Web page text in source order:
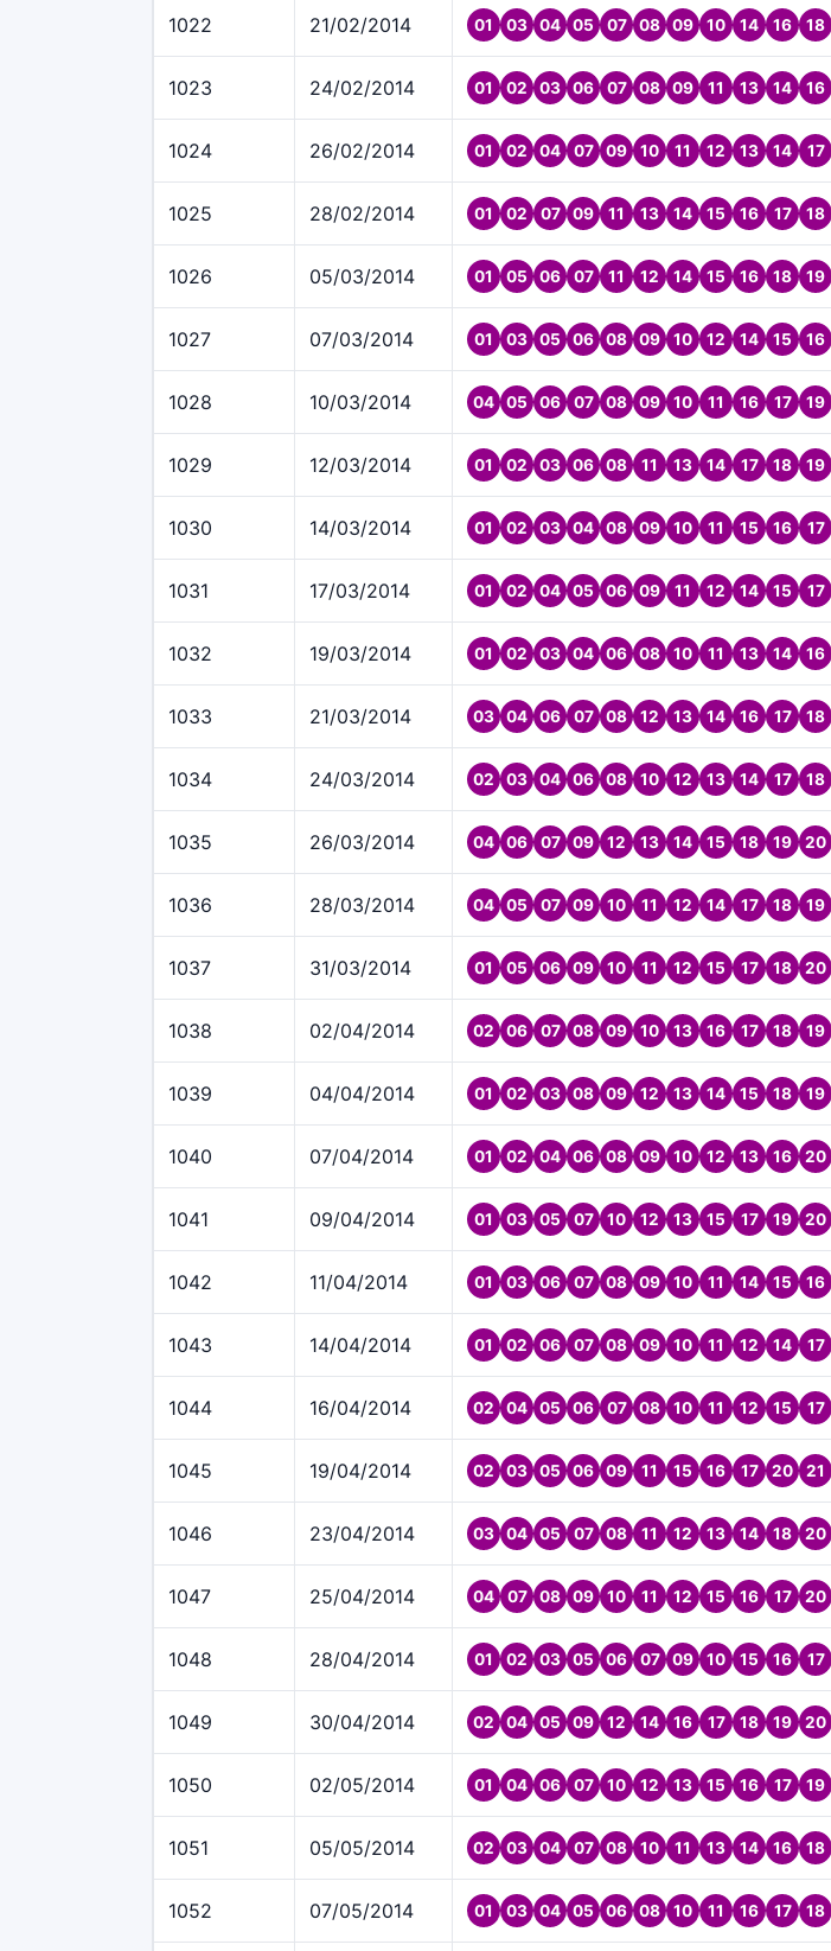
1022 21/02/2014 01 03 04 05 07 08 09 10 14 16 18
1023 24/02/2014 01 02 03 06 07 08 09 11 13 14 16
1024 26/02/2014 01 02 04 07 09 10 11 12 13 14 17
1025 28/02/2014 01 02 07 09 11 13 14 15 16 17 18
1026 05/03/2014 01 05 06 07 11 12 14 15 16 18 19
1027 07/03/2014 01 03 05 06 08 09 10 12 14 15 16
1028 10/03/2014 04 05 06 07 08 09 10 11 16 17 19
1029 12/03/2014 01 02 03 06 08 11 13 14 17 18 19
1030 14/03/2014 01 02 03 04 08 09 10 11 15 16 17
1031 17/03/2014 01 02 04 05 06 09 11 12 14 15 17
1032 19/03/2014 01 02 03 04 06 08 10 11 13 14 16
1033 21/03/2014 03 04 06 07 08 12 13 14 16 17 18
1034 24/03/2014 02 03 04 06 08 10 12 13 14 17 18
1035 26/03/2014 04 06 07 09 12 13 14 15 18 19 20
1036 28/03/2014 04 05 07 09 10 11 12 14 17 18 19
1037 31/03/2014 01 05 06 09 10 11 12 15 17 18 20
1038 02/04/2014 02 06 07 08 09 10 13 16 17 18 19
1039 04/04/2014 01 02 03 08 09 12 13 14 15 18 19
1040 07/04/2014 01 02 04 06 08 09 10 12 13 16 20
1041 09/04/2014 01 03 05 07 10 12 13 15 17 19 20
1042 11/04/2014 01 03 06 07 08 09 10 11 14 15 16
1043 14/04/2014 01 02 06 07 08 09 10 11 12 14 17
1044 16/04/2014 02 04 05 06 07 08 10 11 12 15 17
1045 19/04/2014 02 03 05 06 09 11 15 16 17 20 21
1046 23/04/2014 03 04 05 07 08 11 12 13 14 18 20
1047 25/04/2014 04 07 08 09 10 11 12 15 16 17 20
1048 28/04/2014 01 02 03 05 06 07 09 10 15 16 17
1049 30/04/2014 02 04 05 09 12 14 16 17 18 19 20
1050 02/05/2014 01 04 06 07 10 12 13 15 16 17 19
1051 05/05/2014 02 03 04 07 08 10 11 13 14 16 18
1052 07/05/2014 01 03 04 05 06 08 10 11 16 17 18